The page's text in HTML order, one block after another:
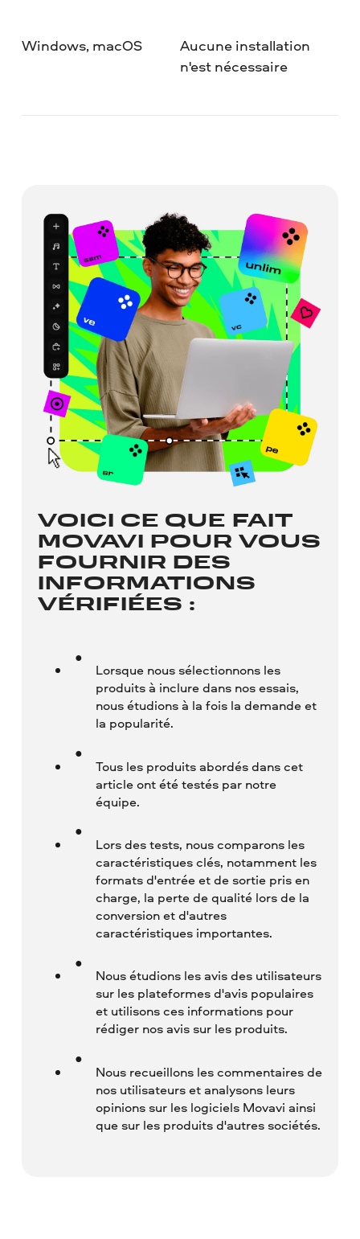
Windows, macOS
Aucune installation
n'est nécessaire
VOICI CE QUE FAIT
MOVAVI POUR VOUS
FOURNIR DES
INFORMATIONS
VÉRIFIÉES :
Lorsque nous sélectionnons les
produits à inclure dans nos essais,
nous étudions à la fois la demande et
la popularité.
Tous les produits abordés dans cet
article ont été testés par notre
équipe.
Lors des tests, nous comparons les
caractéristiques clés, notamment les
formats d'entrée et de sortie pris en
charge, la perte de qualité lors de la
conversion et d'autres
caractéristiques importantes.
Nous étudions les avis des utilisateurs
sur les plateformes d'avis populaires
et utilisons ces informations pour
rédiger nos avis sur les produits.
Nous recueillons les commentaires de
nos utilisateurs et analysons leurs
opinions sur les logiciels Movavi ainsi
que sur les produits d'autres sociétés.